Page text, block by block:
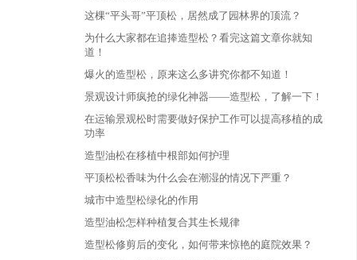
这棵“平头哥”平顶松，居然成了园林界的顶流？
为什么大家都在追捧造型松？看完这篇文章你就知
道！
爆火的造型松，原来这么多讲究你都不知道！
景观设计师疯抢的绿化神器——造型松，了解一下！
在运输景观松时需要做好保护工作可以提高移植的成
功率
造型油松在移植中根部如何护理
平顶松松香味为什么会在潮湿的情况下严重？
城市中造型松绿化的作用
造型油松怎样种植复合其生长规律
造型松修剪后的变化，如何带来惊艳的庭院效果？